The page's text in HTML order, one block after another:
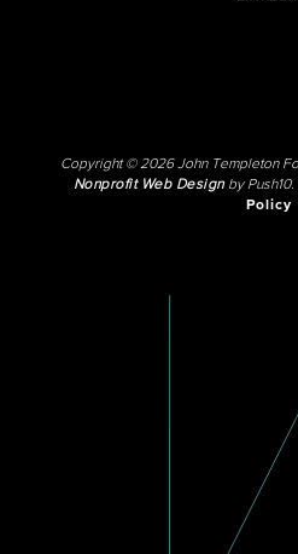
Copyright © 2026 John Templeton
Nonprofit Web Designby Push10.
Policy